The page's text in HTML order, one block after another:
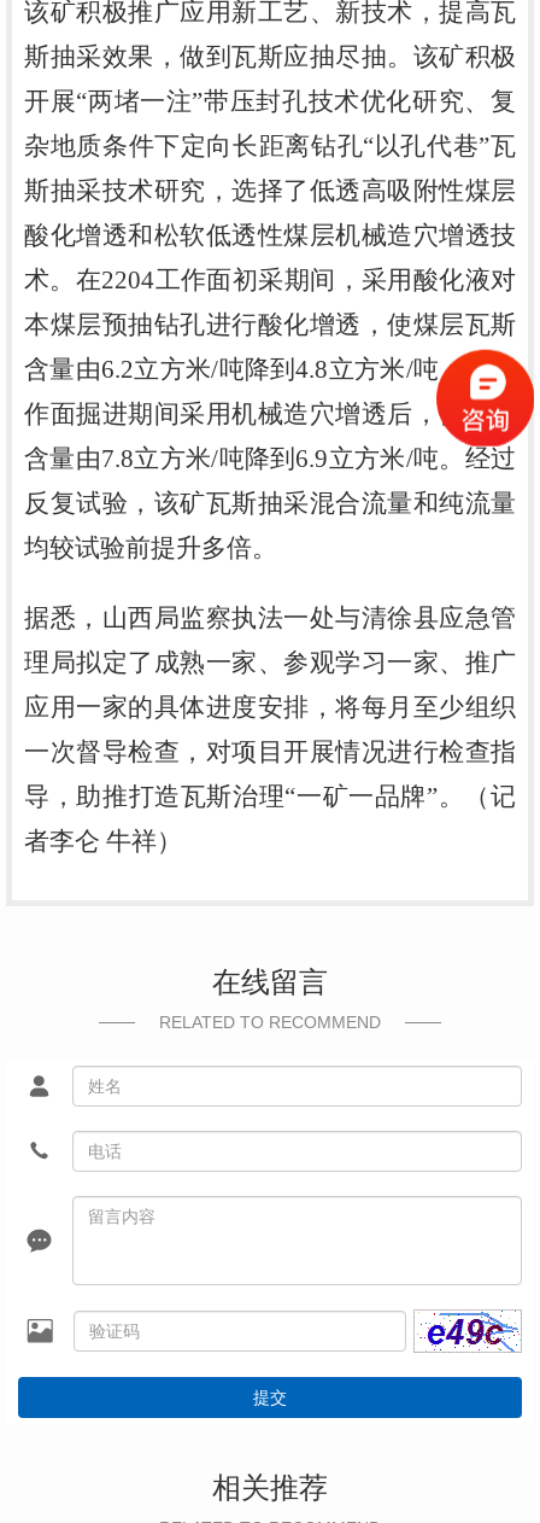
该矿积极推广应用新工艺、新技术，提高瓦
斯抽采效果，做到瓦斯应抽尽抽。该矿积极
开展“两堵一注”带压封孔技术优化研究、复
杂地质条件下定向长距离钻孔“以孔代巷”瓦
斯抽采技术研究，选择了低透高吸附性煤层
酸化增透和松软低透性煤层机械造穴增透技
术。在2204工作面初采期间，采用酸化液对
本煤层预抽钻孔进行酸化增透，使煤层瓦斯
含量由6.2立方米/吨降到4.8立方米/吨；在工
作面掘进期间采用机械造穴增透后，使瓦斯
含量由7.8立方米/吨降到6.9立方米/吨。经过
反复试验，该矿瓦斯抽采混合流量和纯流量
均较试验前提升多倍。
据悉，山西局监察执法一处与清徐县应急管
理局拟定了成熟一家、参观学习一家、推广
应用一家的具体进度安排，将每月至少组织
一次督导检查，对项目开展情况进行检查指
导，助推打造瓦斯治理“一矿一品牌”。（记
者李仑 牛祥）
在线留言
RELATED TO RECOMMEND
提交
相关推荐